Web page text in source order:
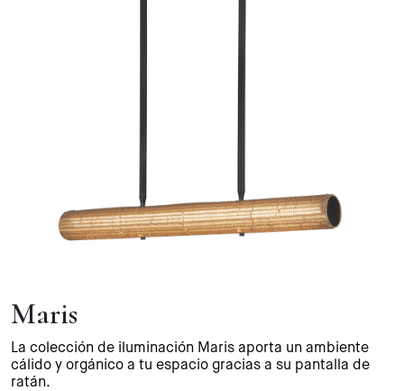
Maris
La colección de iluminación Maris aporta un ambiente
cálido y orgánico a tu espacio gracias a su pantalla de
ratán.